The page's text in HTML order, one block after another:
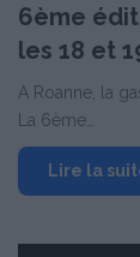
6ème
les 18 et
A Roanne, la
La 6ème…
Lire la